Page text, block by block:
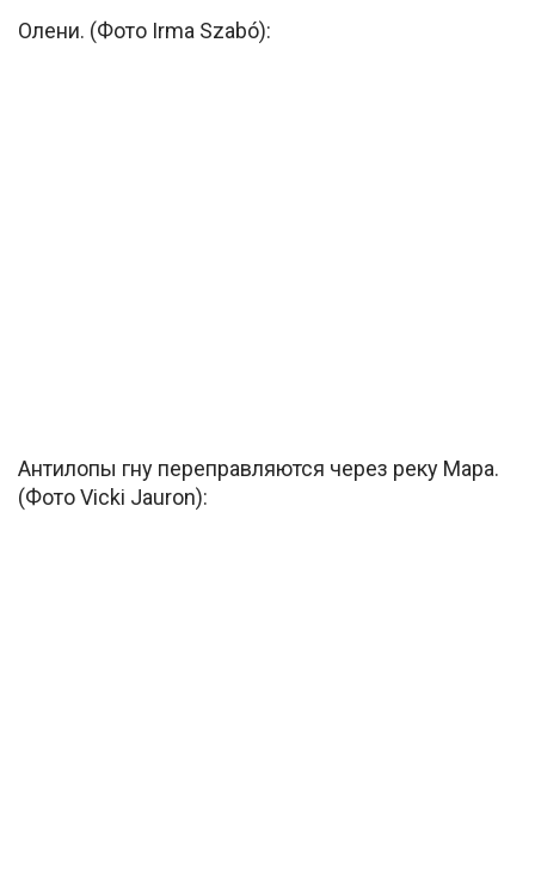
Олени. (Фото Irma Szabó):
Антилопы гну переправляются через реку Мара.
(Фото Vicki Jauron):